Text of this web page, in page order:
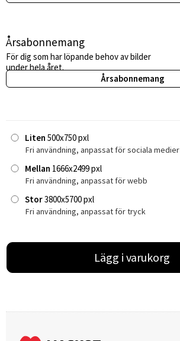
Årsabonnemang
För dig som har löpande behov av bilder
under hela året.
Årsabonnemang
Liten 500x750 pxl
Fri användning, anpassat för sociala medier
Mellan 1666x2499 pxl
Fri användning, anpassat för webb
Stor3800x5700 pxl
Fri användning, anpassat för tryck
Lägg i varukorg